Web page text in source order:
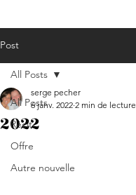
Post
All Posts
Récit
Offre
Autre nouvelle
All Posts
2022
serge pecher
6 janv. 2022 2 min de lecture